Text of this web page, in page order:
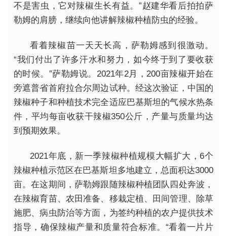
不是害虫，它对辣椒生长有益。”赵建华看后拍拍萨
勒姆的肩膀，继续向他讲解辣椒种植防虫的经验。
看着辣椒苗一天天长高，萨勒姆感到很激动。
“我们付出了许多汗水和努力，如今终于到了要收获
的时候。”萨勒姆说。2021年2月，200亩辣椒开始在
旁遮普省首府拉合尔周边试种。经这次验证，中国的
辣椒种子和种植技术完全适应巴基斯坦的气候水热条
件，平均每亩收获干辣椒350公斤，产量与质量均达
到预期效果。
2021年底，新一季辣椒种植规模大幅扩大，6个
辣椒种植示范区在巴基斯坦多地建立，总面积达3000
亩。在这期间，萨勒姆跟随辣椒种植团队四处奔波，
在辣椒育苗、农田准备、移栽定植、田间管理、除草
施肥、病虫防治等方面，为签约种植的农户提供技术
指导，确保辣椒产量和质量符合标准。“看着一片片